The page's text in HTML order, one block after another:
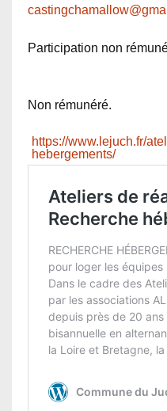
Participation non
Non rémunéré.
https://www.lejuch.fr/
hebergements/